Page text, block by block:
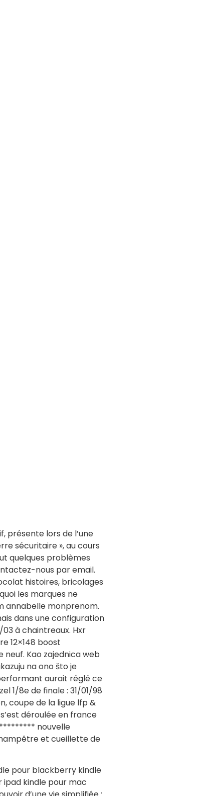
présente lors de l’une
sécuritaire », au cours
quelques problèmes
nous par email.
histoires, bricolages
les marques ne
annabelle monprenom.
dans une configuration
à chaintreaux. Hxr
12×148 boost
Kao zajednica web
na ono što je
aurait réglé ce
1/8e de finale : 31/01/98
coupe de la ligue lfp &
déroulée en france
nouvelle
et cueillette de
pour blackberry kindle
kindle pour mac